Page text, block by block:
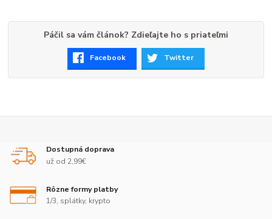
Páčil sa vám článok? Zdieľajte ho s priateľmi
Facebook Twitter
Dostupná doprava
už od 2,99€
Rôzne formy platby
1/3, splátky, krypto